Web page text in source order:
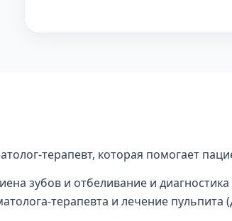
терапевт, которая помогает
зубов и отбеливание и
терапевта и лечение пульпита